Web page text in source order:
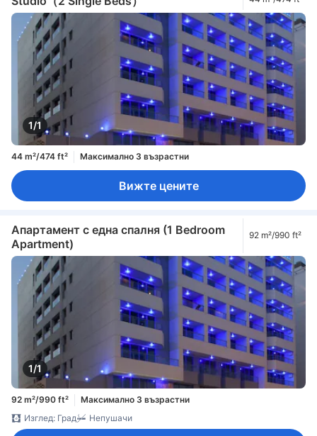
1/1
44 m²/474 ft² Максимално 3 възрастни
Вижте цените
Апартамент с една спалня (1 Bedroom
Apartment)
92 m²/990 ft²
1/1
92 m²/990 ft²
Максимално 3 възрастни
Изглед: Град
Непушачи